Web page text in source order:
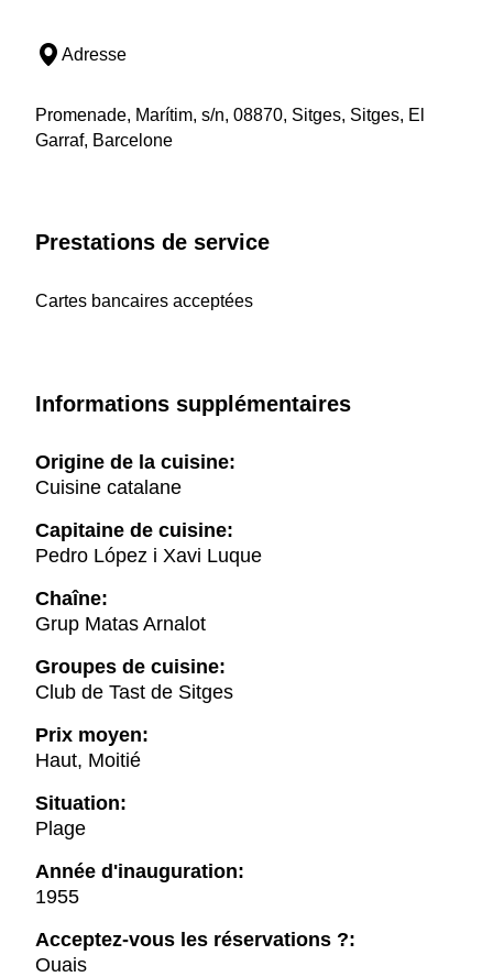
Adresse
Promenade, Marítim, s/n, 08870, Sitges, Sitges, El
Garraf, Barcelone
Prestations de service
Cartes bancaires acceptées
Informations supplémentaires
Origine de la cuisine:
Cuisine catalane
Capitaine de cuisine:
Pedro López i Xavi Luque
Chaîne:
Grup Matas Arnalot
Groupes de cuisine:
Club de Tast de Sitges
Prix moyen:
Haut, Moitié
Situation:
Plage
Année d'inauguration:
1955
Acceptez-vous les réservations ?:
Ouais